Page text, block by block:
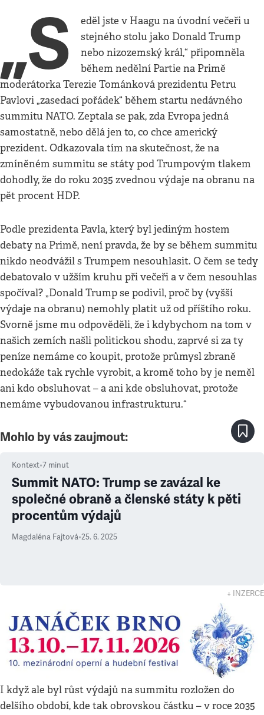
„S
eděl jste v Haagu na úvodní večeři u
stejného stolu jako Donald Trump
nebo nizozemský král,“ připomněla
během nedělní Partie na Primě
moderátorka Terezie Tománková prezidentu Petru
Pavlovi „zasedací pořádek“ během startu nedávného
summitu NATO. Zeptala se pak, zda Evropa jedná
samostatně, nebo dělá jen to, co chce americký
prezident. Odkazovala tím na skutečnost, že na
zmíněném summitu se státy pod Trumpovým tlakem
dohodly, že do roku 2035 zvednou výdaje na obranu na
pět procent HDP.
Podle prezidenta Pavla, který byl jediným hostem
debaty na Primě, není pravda, že by se během summitu
nikdo neodvážil s Trumpem nesouhlasit. O čem se tedy
debatovalo v užším kruhu při večeři a v čem nesouhlas
spočíval? „Donald Trump se podivil, proč by (vyšší
výdaje na obranu) nemohly platit už od příštího roku.
Svorně jsme mu odpověděli, že i kdybychom na tom v
našich zemích našli politickou shodu, zaprvé si za ty
peníze nemáme co koupit, protože průmysl zbraně
nedokáže tak rychle vyrobit, a kromě toho by je neměl
ani kdo obsluhovat – a ani kde obsluhovat, protože
nemáme vybudovanou infrastrukturu.“
Mohlo by vás zaujmout:
Kontext•7 minut
Summit NATO: Trump se zavázal ke
společné obraně a členské státy k pěti
procentům výdajů
Magdaléna Fajtová•25. 6. 2025
↓ INZERCE
I když ale byl růst výdajů na summitu rozložen do
delšího období, kde tak obrovskou částku – v roce 2035